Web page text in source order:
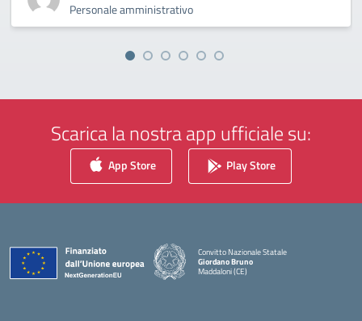
Personale amministrativo
Scarica la nostra app ufficiale su:
App Store Play Store
Convitto Nazionale Statale
Giordano Bruno
Maddaloni (CE)